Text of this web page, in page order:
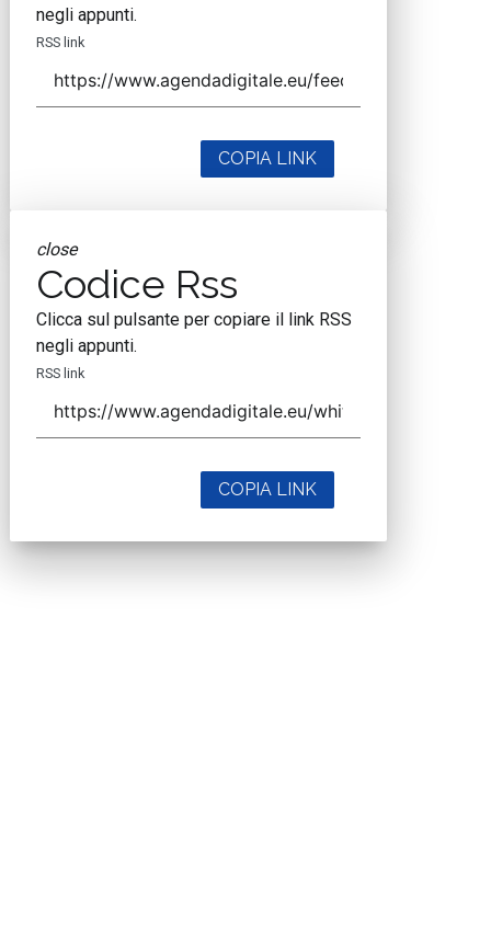
negli appunti.
RSS link
COPIA LINK
close
Codice Rss
Clicca sul pulsante per copiare il link RSS
negli appunti.
RSS link
COPIA LINK